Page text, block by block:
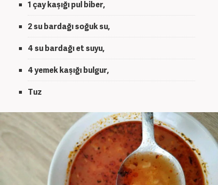
1 çay kaşığı pul biber,
2 su bardağı soğuk su,
4 su bardağı et suyu,
4 yemek kaşığı bulgur,
Tuz